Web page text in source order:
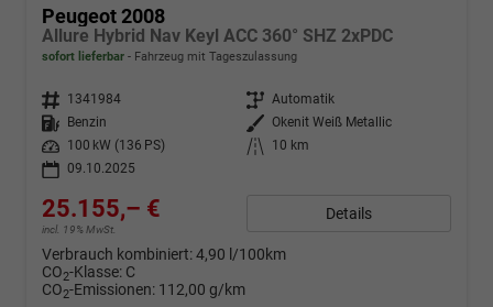
Peugeot 2008
Allure Hybrid Nav Keyl ACC 360° SHZ 2xPDC
sofort lieferbar Fahrzeug mit Tageszulassung
Fahrzeugnr. 1341984 Getriebe Automatik
Kraftstoff
Benzin Außenfarbe Okenit Weiß Metallic
Leistung
100 kW (136 PS) Kilometerstand
10 km
09.10.2025
25.155,– €
incl. 19% MwSt.
Details
Verbrauch kombiniert:4,90 l/100km
CO2-Klasse: C
CO2-Emissionen: 112,00 g/km